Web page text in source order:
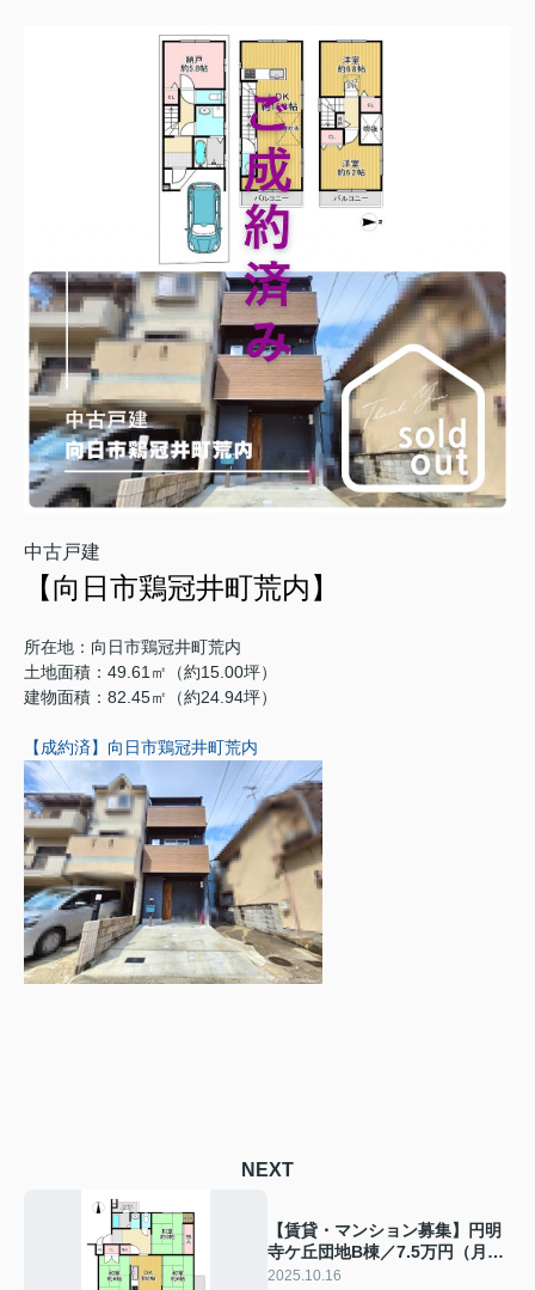
中古戸建
【向日市鶏冠井町荒内】
所在地：向日市鶏冠井町荒内
土地面積：49.61㎡（約15.00坪）
建物面積：82.45㎡（約24.94坪）
【成約済】向日市鶏冠井町荒内
NEXT
【賃貸・マンション募集】円明
寺ケ丘団地B棟／7.5万円（月
額）／令和7年10月室内リフォ
2025.10.16